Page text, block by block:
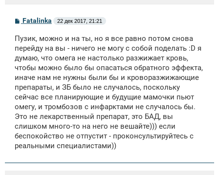
С
б
щ
н
и
Fatalinka 22 дек 2017, 21:21
Пузик, можно и на ты, но я все равно потом снова
перейду на вы - ничего не могу с собой поделать :D я
думаю, что омега не настолько разжижает кровь,
чтобы можно было бы опасаться обратного эффекта,
иначе нам не нужны были бы и кроворазжижающие
препараты, и ЗБ было не случалось, поскольку
сейчас все планирующие и будущие мамочки пьют
омегу, и тромбозов с инфарктами не случалось бы.
Это не лекарственный препарат, это БАД, вы
слишком много-то на него не вешайте))) если
беспокойство не отпустит - проконсультируйтесь с
реальными специалистами))